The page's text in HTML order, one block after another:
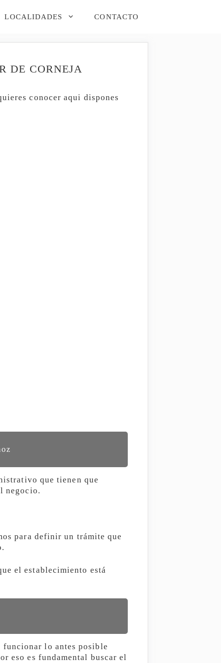
LOCALIDADES CONTACTO
DE CORNEJA
conocer aqui dispones
que tienen que
negocio.
para definir un trámite que
el establecimiento está
funcionar lo antes posible
eso es fundamental buscar el